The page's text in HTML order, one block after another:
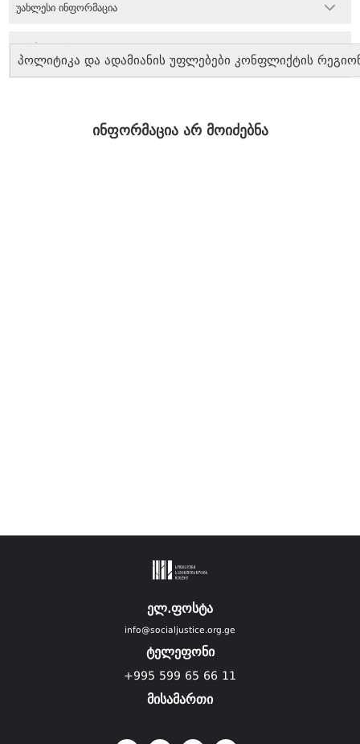
პოლიტიკა და ადამიანის უფლებები კონფლიქტის
უახლესი ინფორმაცია
ინფორმაცია არ მოიძებნა
ელ.ფოსტა
info@socialjustice.org.ge
ტელეფონი
+995 599 65 66 11
მისამართი